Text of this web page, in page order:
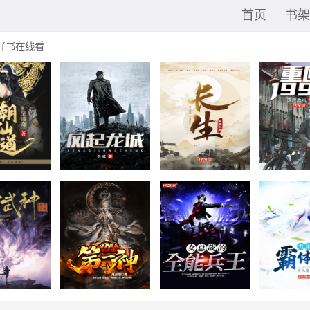
首页 书架
书在线看